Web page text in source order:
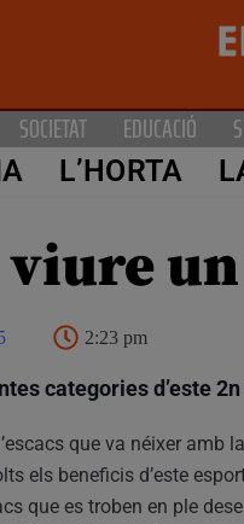
SOCIETAT EDUCACIÓ
L’HORTA
2:23 pm
categories d’este
que va néixer amb
els beneficis d’este
que es troben en ple